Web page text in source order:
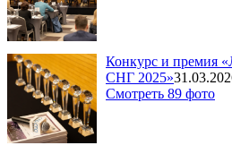
Конкурс и премия
СНГ 2025»
Смотреть 89 фото